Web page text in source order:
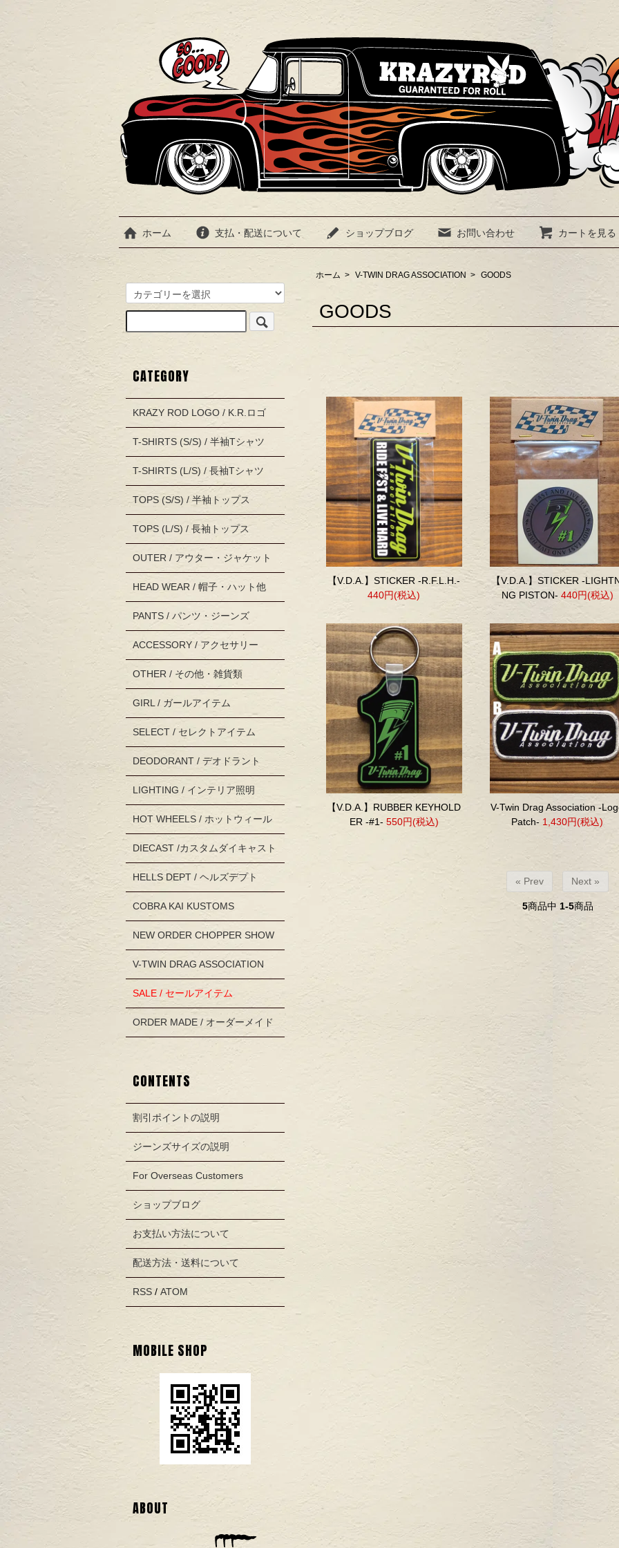
ホーム 支払・配送について ショップブログ お問い合わせ カートを見る
ホーム > V-TWIN DRAG ASSOCIATION > GOODS
GOODS
【V.D.A.】STICKER -R.F.L.H.-
440円(税込)
【V.D.A.】STICKER -
NG PISTON- 440円(税込)
【V.D.A.】RUBBER KEYHOLD
ER -#1- 550円(税込)
V-Twin Drag Association -
Patch- 1,430円(税込)
« Prev Next »
5商品中 1-5商品
CATEGORY
KRAZY ROD LOGO / K.R.ロゴ
T-SHIRTS (S/S) / 半袖Tシャツ
T-SHIRTS (L/S) / 長袖Tシャツ
TOPS (S/S) / 半袖トップス
TOPS (L/S) / 長袖トップス
OUTER / アウター・ジャケット
HEAD WEAR / 帽子・ハット他
PANTS / パンツ・ジーンズ
ACCESSORY / アクセサリー
OTHER / その他・雑貨類
GIRL / ガールアイテム
SELECT / セレクトアイテム
DEODORANT / デオドラント
LIGHTING / インテリア照明
HOT WHEELS / ホットウィール
DIECAST /カスタムダイキャスト
HELLS DEPT / ヘルズデプト
COBRA KAI KUSTOMS
NEW ORDER CHOPPER SHOW
V-TWIN DRAG ASSOCIATION
SALE / セールアイテム
ORDER MADE / オーダーメイド
CONTENTS
割引ポイントの説明
ジーンズサイズの説明
For Overseas Customers
ショップブログ
お支払い方法について
配送方法・送料について
RSS / ATOM
MOBILE SHOP
ABOUT